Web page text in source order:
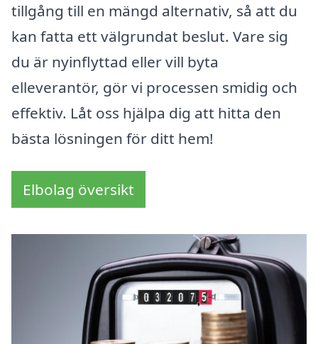
tillgång till en mängd alternativ, så att du
kan fatta ett välgrundat beslut. Vare sig
du är nyinflyttad eller vill byta
elleverantör, gör vi processen smidig och
effektiv. Låt oss hjälpa dig att hitta den
bästa lösningen för ditt hem!
Elbolag översikt